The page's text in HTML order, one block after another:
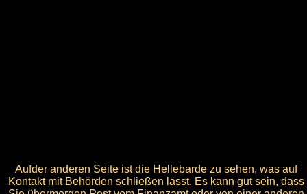
Aufder anderen Seite ist die Hellebarde zu sehen, was auf
Kontakt mit Behörden schließen lässt. Es kann gut sein, dass